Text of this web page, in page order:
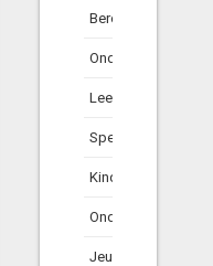
Beroepsonderwijs
Leerpark
Speeltuinwerk &
Kinderopvang